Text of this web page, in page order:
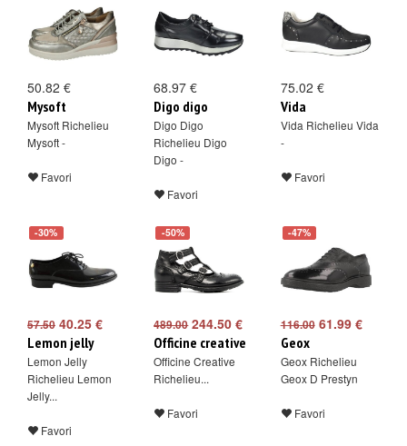
50.82 €
Mysoft
Mysoft Richelieu
Mysoft -
Favori
68.97 €
Digo digo
Digo Digo
Richelieu Digo
Digo -
Favori
75.02 €
Vida
Vida Richelieu Vida
-
Favori
-30%
57.50 40.25 €
Lemon jelly
Lemon Jelly
Richelieu Lemon
Jelly...
Favori
-50%
489.00244.50 €
Officine creative
Officine Creative
Richelieu...
Favori
-47%
116.0061.99 €
Geox
Geox Richelieu
Geox D Prestyn
Favori